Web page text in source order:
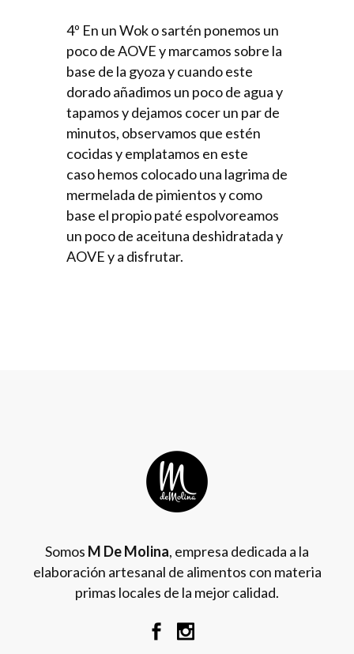
4º En un Wok o sartén ponemos un
poco de AOVE y marcamos sobre la
base de la gyoza y cuando este
dorado añadimos un poco de agua y
tapamos y dejamos cocer un par de
minutos, observamos que estén
cocidas y emplatamos en este
caso hemos colocado una lagrima de
mermelada de pimientos y como
base el propio paté espolvoreamos
un poco de aceituna deshidratada y
AOVE y a disfrutar.
Somos M De Molina, empresa dedicada a la
elaboración artesanal de alimentos con materia
primas locales de la mejor calidad.